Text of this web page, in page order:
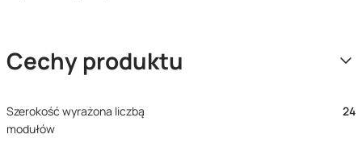
Cechy produktu
Szerokość wyrażona liczbą
modułów
24